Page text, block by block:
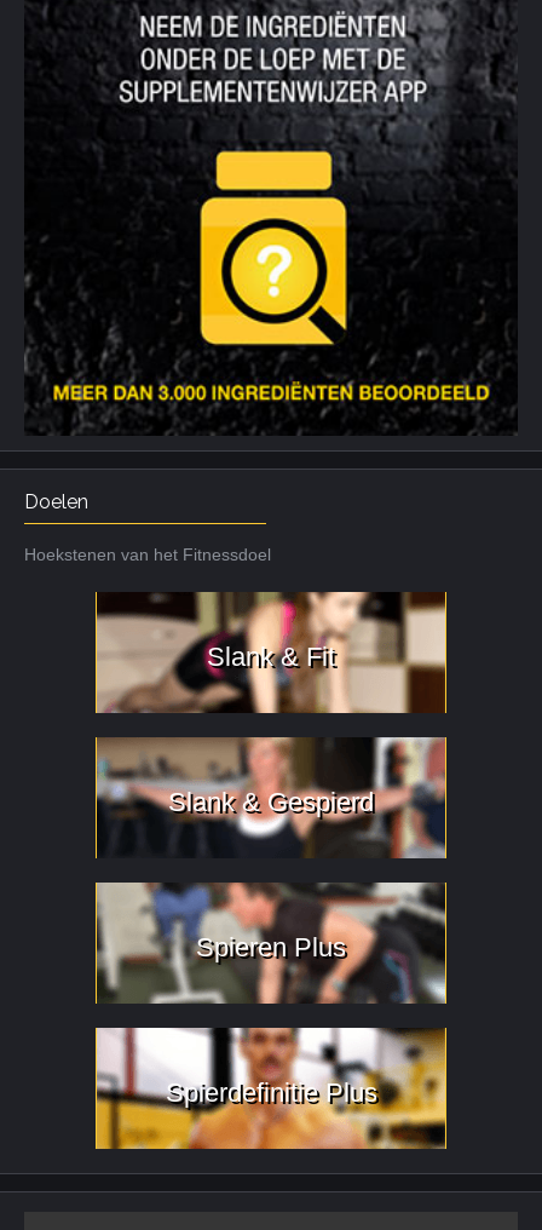
Doelen
Hoekstenen van het Fitnessdoel
Slank & Fit
Slank & Gespierd
Spieren Plus
Spierdefinitie Plus